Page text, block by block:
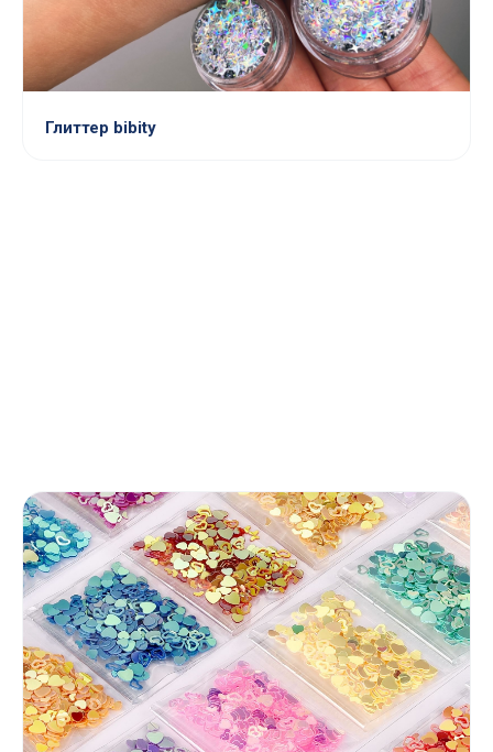
Глиттер bibity